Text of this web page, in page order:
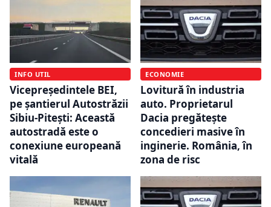
INFO UTIL
Vicepreşedintele BEI,
pe şantierul Autostrăzii
Sibiu-Piteşti: Această
autostradă este o
conexiune europeană
vitală
ECONOMIE
Lovitură în industria
auto. Proprietarul
Dacia pregătește
concedieri masive în
inginerie. România, în
zona de risc